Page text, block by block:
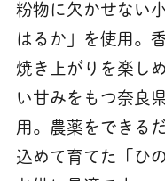
粉物に欠かせない
はるか」を使用。
焼き上がりを楽し
い甘みをもつ奈良
用。農薬をできる
込めて育てた「ひ